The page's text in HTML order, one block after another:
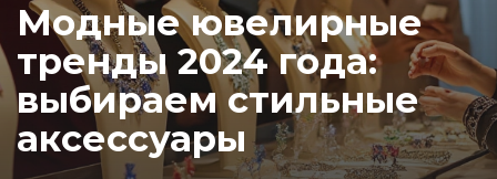
Модные ювелирные
тренды 2024 года:
выбираем стильные
аксессуары